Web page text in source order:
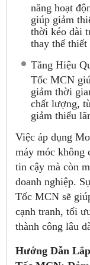
năng hoạt
giúp giảm
thời kéo dài
thay thế thiết
Tăng Hiệu
Tốc MCN
giảm thời
chất lượng,
giảm thiểu
Việc áp dụng
máy móc không
tin cậy mà còn
doanh nghiệp.
Tốc MCN sẽ
cạnh tranh, tối
thành công lâu
Hướng Dẫn